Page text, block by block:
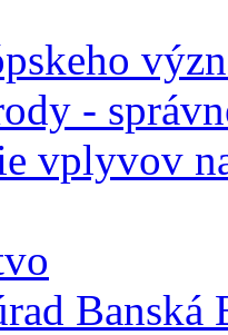
-
vplyvov
Banská